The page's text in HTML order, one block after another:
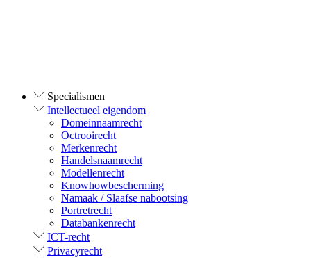
Specialismen
Intellectueel eigendom
Domeinnaamrecht
Octrooirecht
Merkenrecht
Handelsnaamrecht
Modellenrecht
Knowhowbescherming
Namaak / Slaafse nabootsing
Portretrecht
Databankenrecht
ICT-recht
Privacyrecht